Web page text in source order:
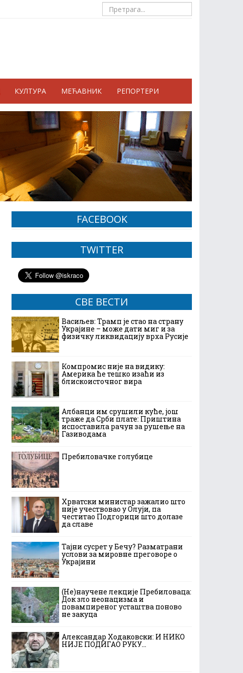
КУЛТУРА МЕЋАВНИК РЕПОРТЕРИ
FACEBOOK
TWITTER
СВЕ ВЕСТИ
Васиљев: Трамп је стао на страну
Украјине – може дати миг и за
физичку ликвидацију врха Русије
Компромис није на видику:
Америка ће тешко изаћи из
блискоисточног вира
Албанци им срушили куће, још
траже да Срби плате: Приштина
испоставила рачун за рушење на
Газиводама
Пребиловачке голубице
Хрватски министар зажалио што
није учествовао у Олуји, па
честитао Подгорици што долазе
да славе
Тајни сусрет у Бечу? Разматрани
услови за мировне преговоре о
Украјини
(Не)научене лекције Пребиловаца:
Док зло неонацизма и
повампиреног усташтва поново
не закуца
Александар Ходаковски: И НИКО
НИЈЕ ПОДИГАО РУКУ…